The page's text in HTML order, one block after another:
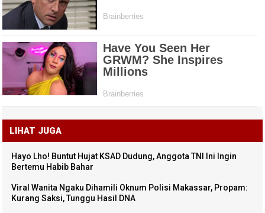
LIHAT JUGA
Hayo Lho! Buntut Hujat KSAD Dudung, Anggota TNI Ini Ingin
Bertemu Habib Bahar
Viral Wanita Ngaku Dihamili Oknum Polisi Makassar, Propam:
Kurang Saksi, Tunggu Hasil DNA